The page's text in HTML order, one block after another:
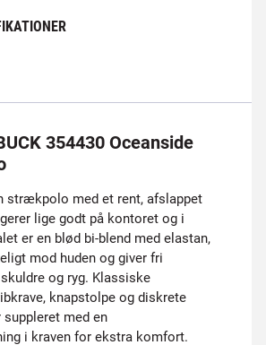
354430 Oceanside
strækpolo med et rent, afslappet
lige godt på kontoret og i
er en blød bi-blend med elastan,
mod huden og giver fri
og ryg. Klassiske
knapstolpe og diskrete
med en
i kraven for ekstra komfort.